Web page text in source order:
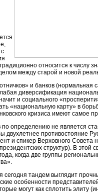
относится к числу
между старой и новой
и банков (нормальная
диверсификация
и социального
«национальную карту» в
кризиса имеют самое
определению не является
двухлетнее противостояние
и спикер Верховного Совета
структур). В этой
когда две группы
сегодня тандем выглядит
особенности
могут как сплотить элиту